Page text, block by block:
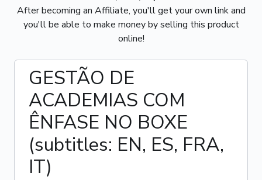
After becoming an Affiliate, you'll get your own link and
you'll be able to make money by selling this product
online!
GESTÃO DE
ACADEMIAS COM
ÊNFASE NO BOXE
(subtitles: EN, ES, FRA,
IT)